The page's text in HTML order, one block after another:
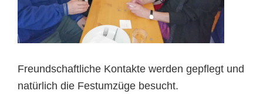
Freundschaftliche Kontakte werden gepflegt und
natürlich die Festumzüge besucht.